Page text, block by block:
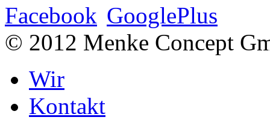
© 2012 Menke Concept
Wir
Kontakt